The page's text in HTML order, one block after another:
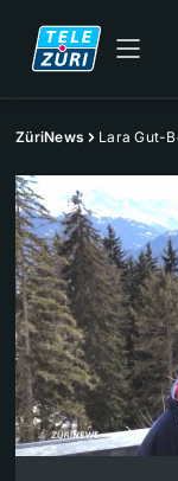
ZüriNews Lara Gut-